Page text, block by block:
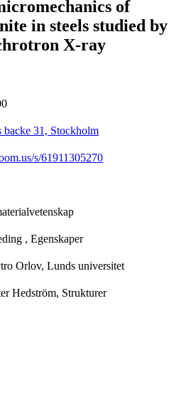
of
in steels studied by
X-ray
backe 31, Stockholm
s/61911305270
, Egenskaper
Orlov, Lunds universitet
Hedström, Strukturer